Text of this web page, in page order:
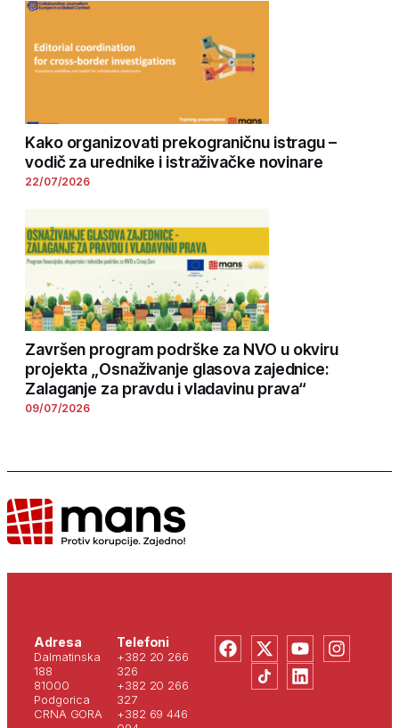
Kako organizovati prekograničnu istragu –
vodič za urednike i istraživačke novinare
22/07/2026
Završen program podrške za NVO u okviru
projekta „Osnaživanje glasova zajednice:
Zalaganje za pravdu i vladavinu prava“
09/07/2026
Adresa
Dalmatinska
188
81000
Podgorica
CRNA GORA
Telefoni
+382 20 266
326
+382 20 266
327
+382 69 446